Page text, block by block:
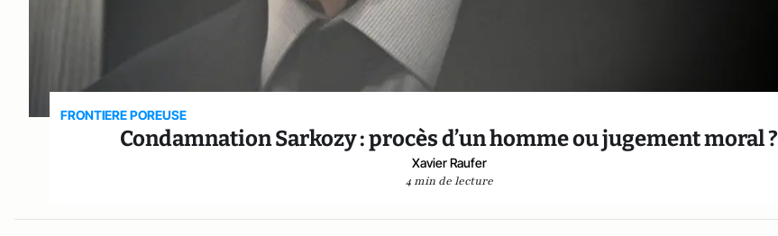
FRONTIERE POREUSE
Condamnation Sarkozy : procès d’un homme ou jugement moral ?
Xavier Raufer
4 min de lecture